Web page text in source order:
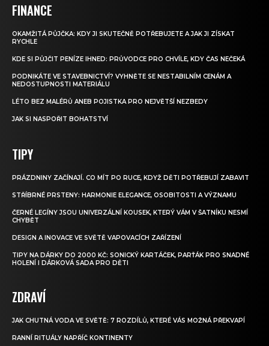
FINANCE
OKAMŽITÁ PŮJČKA: KDY JI SKUTEČNĚ POTŘEBUJETE A JAK JI ZÍSKAT
RYCHLE
KDE SI PŮJČIT PENÍZE IHNED: PRŮVODCE PRO CHVÍLE, KDY ČAS NEČEKÁ
PODNIKÁTE VE STAVEBNICTVÍ? VYHNĚTE SE NESTABILNÍM CENÁM A
NEDOSTUPNOSTI MATERIÁLU
LÉTO BEZ MALÉRŮ ANEB POJISTKA PRO NEJVĚTŠÍ NEZBEDY
JAK SI NASPOŘIT BOHATSTVÍ
TIPY
PRÁZDNINY ZAČÍNAJÍ. CO MÍT PO RUCE, KDYŽ DĚTI POTŘEBUJÍ ZABAVIT
STŘÍBRNÉ PRSTENY: HARMONIE ELEGANCE, OSOBITOSTI A VÝZNAMU
ČERNÉ LEGÍNY JSOU UNIVERZÁLNÍ KOUSEK, KTERÝ VÁM V ŠATNÍKU NESMÍ
CHYBĚT
DESIGN A INOVACE VE SVĚTĚ VAPOVACÍCH ZAŘÍZENÍ
TIPY NA DÁRKY DO 2000 KČ: SONICKÝ KARTÁČEK, PARŤÁK PRO SNADNÉ
HOLENÍ I DÁRKOVÁ SADA PRO DĚTI
ZDRAVÍ
JAK CHUTNÁ VODA VE SVĚTĚ: 7 ROZDÍLŮ, KTERÉ VÁS MOŽNÁ PŘEKVAPÍ
RANNÍ RITUÁLY NAPŘÍČ KONTINENTY